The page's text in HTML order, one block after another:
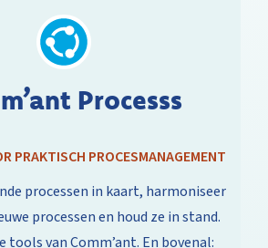
Processs
PRAKTISCH PROCESMANAGEMENT
processen in kaart, harmoniseer
processen en houd ze in stand.
tools van Comm’ant. En bovenal: